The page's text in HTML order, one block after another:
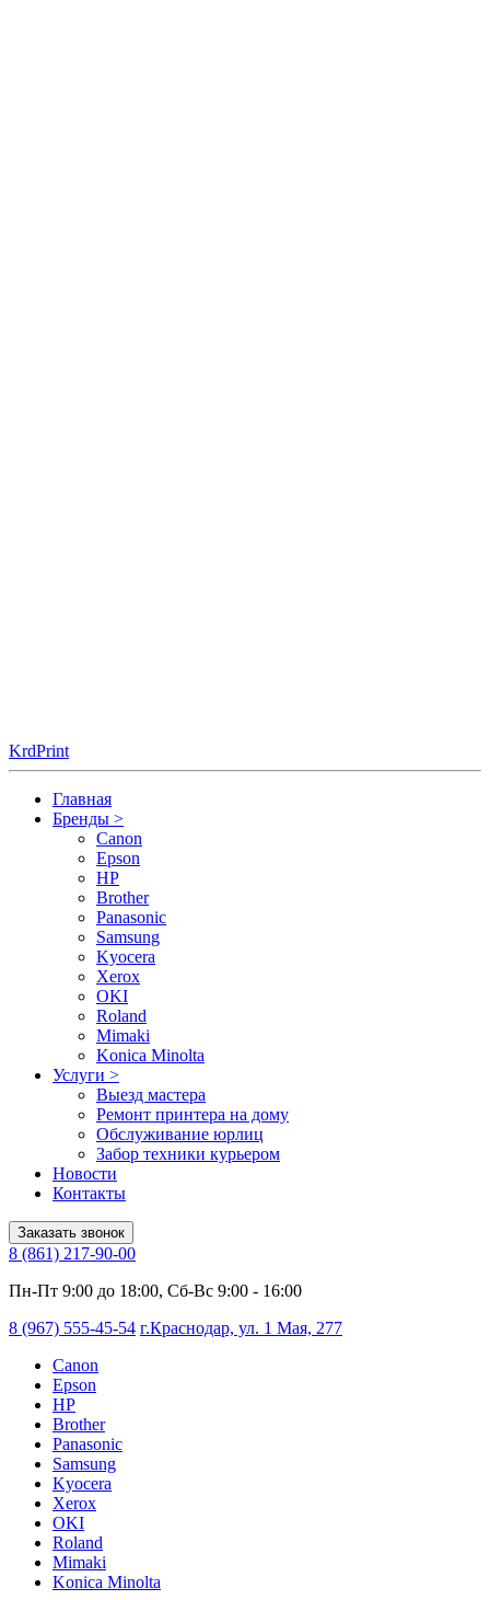
KrdPrint
Главная
Бренды >
Canon
Epson
HP
Brother
Panasonic
Samsung
Kyocera
Xerox
OKI
Roland
Mimaki
Konica Minolta
Услуги >
Выезд мастера
Ремонт принтера на дому
Обслуживание юрлиц
Забор техники курьером
Новости
Контакты
Заказать звонок
8 (861) 217-90-00
Пн-Пт 9:00 до 18:00, Сб-Вс 9:00 - 16:00
8 (967) 555-45-54 г.Краснодар, ул. 1 Мая, 277
Canon
Epson
HP
Brother
Panasonic
Samsung
Kyocera
Xerox
OKI
Roland
Mimaki
Konica Minolta